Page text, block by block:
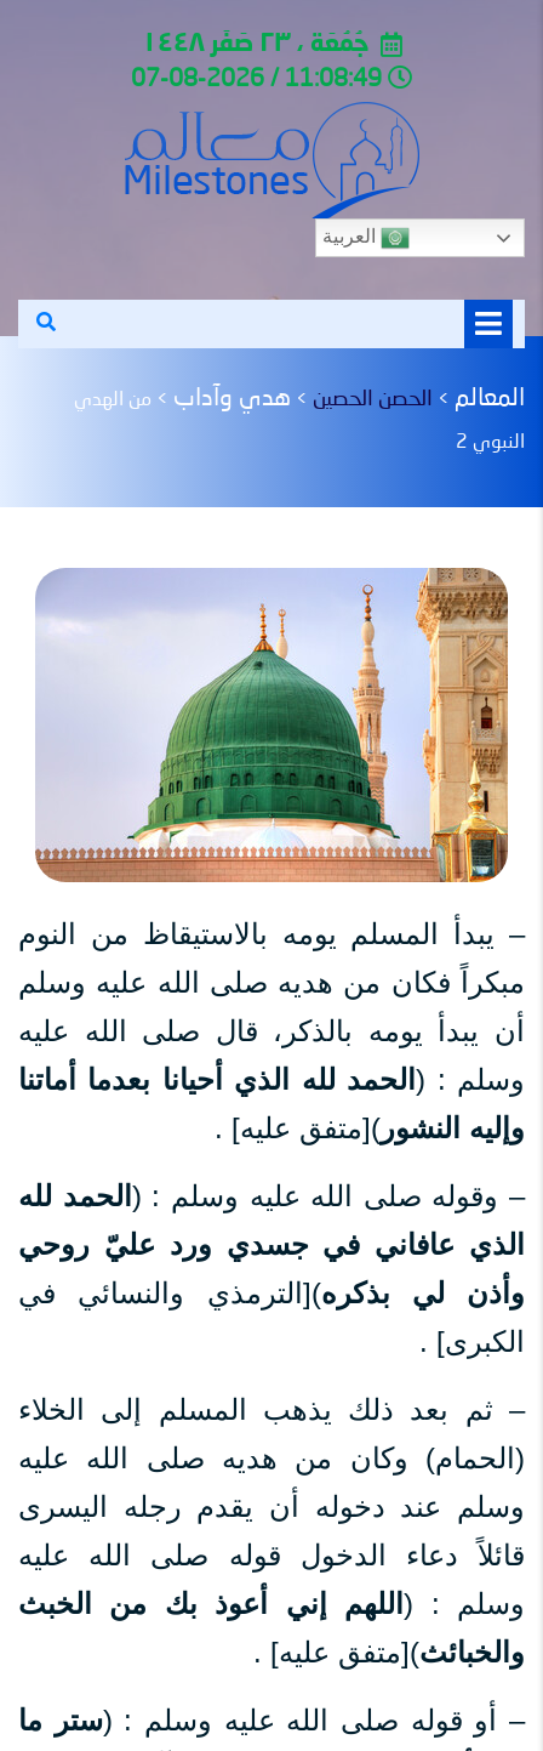
جُمُعَة ، ٢٣ صَفَر ١٤٤٨
العربية
المعالم > الحصن الحصين > هدي وآداب > من الهدي
النبوي 2
– يبدأ المسلم يومه بالاستيقاظ من النوم
مبكراً فكان من هديه صلى الله عليه وسلم
أن يبدأ يومه بالذكر، قال صلى الله عليه
وسلم : (الحمد لله الذي أحيانا بعدما أماتنا
وإليه النشور )[متفق عليه] .
– وقوله صلى الله عليه وسلم : ( الحمد لله
الذي عافاني في جسدي ورد عليّ روحي
وأذن لي بذكره)[الترمذي والنسائي في
الكبرى] .
– ثم بعد ذلك يذهب المسلم إلى الخلاء
(الحمام) وكان من هديه صلى الله عليه
وسلم عند دخوله أن يقدم رجله اليسرى
قائلاً دعاء الدخول قوله صلى الله عليه
وسلم : (اللهم إني أعوذ بك من الخبث
والخبائث)[متفق عليه] .
– أو قوله صلى الله عليه وسلم : (ستر ما